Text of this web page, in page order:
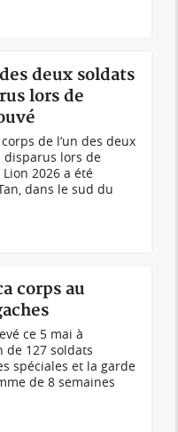
deux soldats
lors de
de l’un des deux
disparus lors de
2026 a été
dans le sud du
corps au
ce 5 mai à
de 127 soldats
spéciales et la garde
de 8 semaines